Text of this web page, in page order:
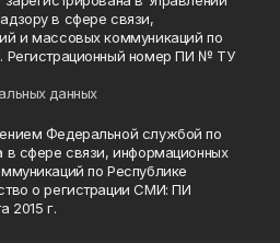
в сфере связи,
и массовых коммуникаций по
Регистрационный номер ПИ № ТУ
данных
Федеральной службой по
в сфере связи, информационных
по Республике
о регистрации СМИ: ПИ
2015 г.